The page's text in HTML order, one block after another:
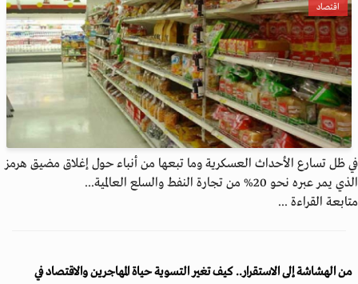
اقتصاد
في ظل تسارع الأحداث العسكرية وما تبعها من أنباء حول إغلاق مضيق هرمز
الذي يمر عبره نحو 20% من تجارة النفط والسلع العالمية...
متابعة القراءة ...
من الهشاشة إلى الاستقرار.. كيف تغير التسوية حياة المهاجرين والاقتصاد في